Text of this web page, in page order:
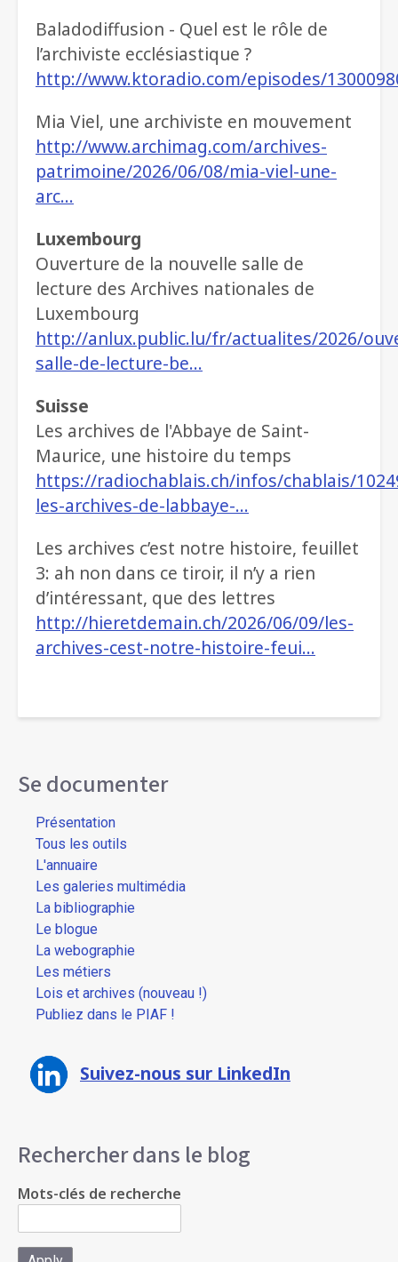
Baladodiffusion - Quel est le rôle de
l’archiviste ecclésiastique ?
http://www.ktoradio.com/episodes/
Mia Viel, une archiviste en mouvement
http://www.archimag.com/archives-
patrimoine/2026/06/08/mia-viel-une-
arc…
Luxembourg
Ouverture de la nouvelle salle de
lecture des Archives nationales de
Luxembourg
http://anlux.public.lu/fr/actualites/2026/
salle-de-lecture-be…
Suisse
Les archives de l'Abbaye de Saint-
Maurice, une histoire du temps
https://radiochablais.ch/infos/chablais/
les-archives-de-labbaye-…
Les archives c’est notre histoire, feuillet
3: ah non dans ce tiroir, il n’y a rien
d’intéressant, que des lettres
http://hieretdemain.ch/2026/06/09/les-
archives-cest-notre-histoire-feui…
Se documenter
Présentation
Tous les outils
L'annuaire
Les galeries multimédia
La bibliographie
Le blogue
La webographie
Les métiers
Lois et archives (nouveau !)
Publiez dans le PIAF !
Suivez-nous sur LinkedIn
Rechercher dans le blog
Mots-clés de recherche